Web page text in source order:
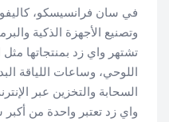
في سان فرانسيسكو،
وتصنيع الأجهزة الذكية
تشتهر واي زد بمنتجاتها
اللوحي، وساعات اللياقة
السحابة والتخزين عبر
واي زد تعتبر واحدة من